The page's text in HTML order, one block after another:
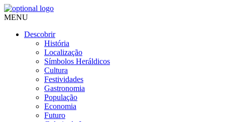
MENU
Descobrir
História
Localização
Símbolos Heráldicos
Cultura
Festividades
Gastronomia
População
Economia
Futuro